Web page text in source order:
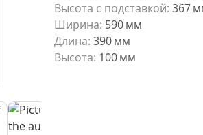
Высота с подставкой: 367
Ширина: 590мм
Длина: 390мм
Высота: 100мм